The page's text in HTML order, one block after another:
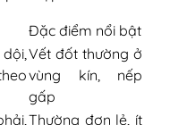
Đặc điểm nổi bật
Vết đốt thường ở
vùng kín, nếp
gấp
Thường đơn lẻ, ít